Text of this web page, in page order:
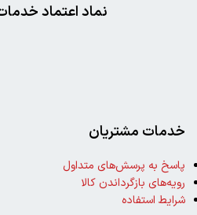
نماد اعتماد
خدمات مشتریان
پاسخ به پرسش‌های متداول
رویه‌های بازگرداندن کالا
شرایط استفاده